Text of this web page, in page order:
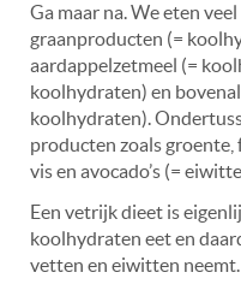
Ga maar na. We eten
graanproducten (=
aardappelzetmeel (=
koolhydraten) en
koolhydraten).
producten zoals
vis en avocado’s (=
Een vetrijk dieet is
koolhydraten eet en
vetten en eiwitten